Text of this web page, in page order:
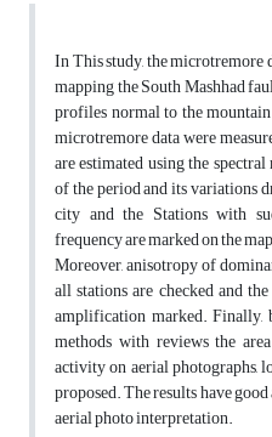
In This study, the microtremore
mapping the South Mashhad
profiles normal to the
microtremore data were
are estimated using the
of the period and its variations
city and the Stations with
frequency are marked on the
Moreover, anisotropy of
all stations are checked and
amplification marked.
methods with reviews the
activity on aerial photographs,
proposed. The results have
aerial photo interpretation.